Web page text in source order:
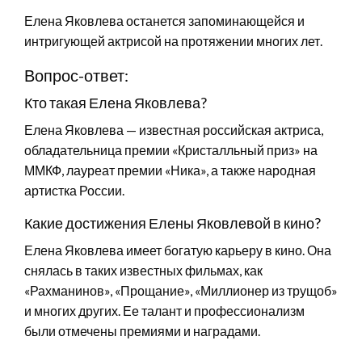
Елена Яковлева останется запоминающейся и
интригующей актрисой на протяжении многих лет.
Вопрос-ответ:
Кто такая Елена Яковлева?
Елена Яковлева — известная российская актриса,
обладательница премии «Кристалльный приз» на
ММКФ, лауреат премии «Ника», а также народная
артистка России.
Какие достижения Елены Яковлевой в кино?
Елена Яковлева имеет богатую карьеру в кино. Она
снялась в таких известных фильмах, как
«Рахманинов», «Прощание», «Миллионер из трущоб»
и многих других. Ее талант и профессионализм
были отмечены премиями и наградами.